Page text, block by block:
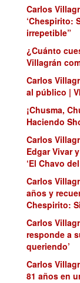
Carlos
‘Chespirito:
irrepetible”
¿Cuánto
Villagrán
Carlos
al público |
¡Chusma,
Haciendo
Carlos
Edgar Vivar
‘El Chavo
Carlos
años y
Chespirito:
Carlos
responde a
queriendo’
Carlos
81 años en